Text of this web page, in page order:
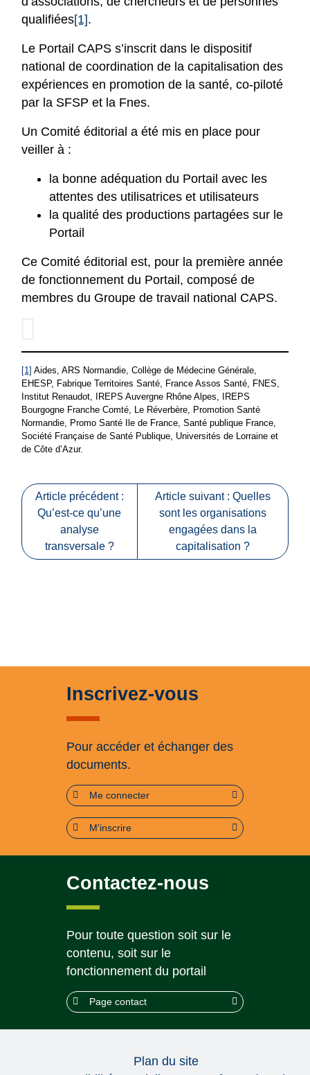
qualifiées[1].
Le Portail CAPS s’inscrit dans le dispositif
national de coordination de la capitalisation des
expériences en promotion de la santé, co-piloté
par la SFSP et la Fnes.
Un Comité éditorial a été mis en place pour
veiller à :
la bonne adéquation du Portail avec les
attentes des utilisatrices et utilisateurs
la qualité des productions partagées sur le
Portail
Ce Comité éditorial est, pour la première année
de fonctionnement du Portail, composé de
membres du Groupe de travail national CAPS.
[1] Aides, ARS Normandie, Collège de Médecine Générale,
EHESP, Fabrique Territoires Santé, France Assos Santé, FNES,
Institut Renaudot, IREPS Auvergne Rhône Alpes, IREPS
Bourgogne Franche Comté, Le Réverbère, Promotion Santé
Normandie, Promo Santé Ile de France, Santé publique France,
Société Française de Santé Publique, Universités de Lorraine et
de Côte d’Azur.
Article précédent :
Qu’est-ce qu’une
analyse
transversale ?
Article suivant : Quelles
sont les organisations
engagées dans la
capitalisation ?
Inscrivez-vous
Pour accéder et échanger des
documents.
Me connecter
M'inscrire
Contactez-nous
Pour toute question soit sur le
contenu, soit sur le
fonctionnement du portail
Page contact
Plan du site